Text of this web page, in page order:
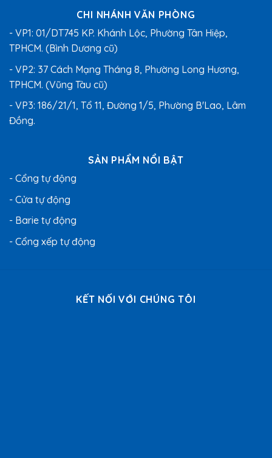
CHI NHÁNH VĂN PHÒNG
- VP1: 01/DT745 KP. Khánh Lộc, Phường Tân Hiệp,
TPHCM. (Bình Dương cũ)
- VP2: 37 Cách Mạng Tháng 8, Phường Long Hương,
TPHCM. (Vũng Tàu cũ)
- VP3: 186/21/1, Tổ 11, Đường 1/5, Phường B'Lao, Lâm
Đồng.
SẢN PHẨM NỔI BẬT
- Cổng tự động
- Cửa tự động
- Barie tự động
- Cổng xếp tự động
KẾT NỐI VỚI CHÚNG TÔI